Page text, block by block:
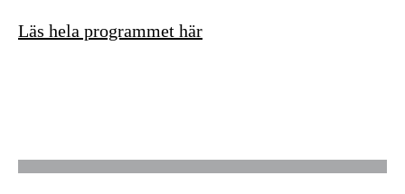
Läs hela programmet här